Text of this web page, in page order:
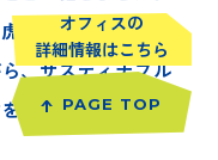
ノ門の歴史や地
、サスティナブル
問うていきたいと
オフィスの
詳細情報はこちら
PAGE TOP